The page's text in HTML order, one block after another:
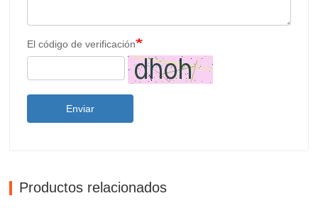
El código de verificación
Enviar
Productos relacionados